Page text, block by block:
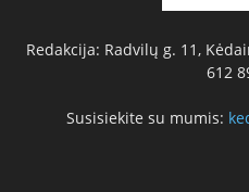
Redakcija: Radvilų g. 11,
612
Susisiekite su mumis: